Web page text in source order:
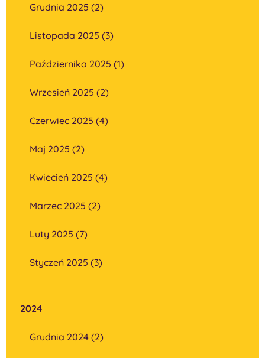
Grudnia 2025 (2)
Listopada 2025 (3)
Października 2025 (1)
Wrzesień 2025 (2)
Czerwiec 2025 (4)
Maj 2025 (2)
Kwiecień 2025 (4)
Marzec 2025 (2)
Luty 2025 (7)
Styczeń 2025 (3)
2024
Grudnia 2024 (2)